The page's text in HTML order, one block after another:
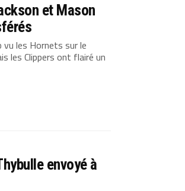
et Mason
les Hornets sur le
les Clippers ont flairé un
envoyé à